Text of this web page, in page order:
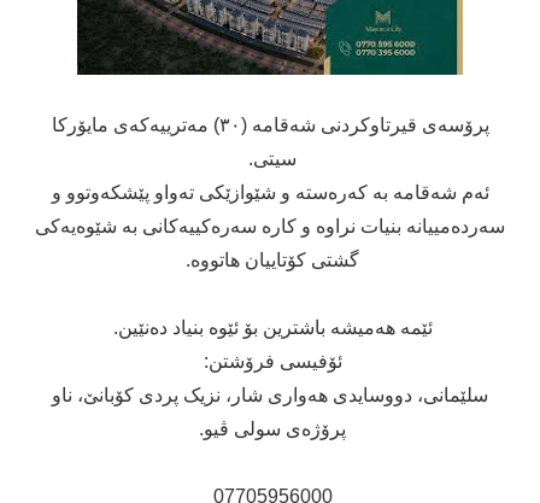
پرۆسەی قیرتاوکردنی شەقامە (٣٠) مەترییەکەی مایۆرکا
سیتی.
ئەم شەقامە بە کەرەستە و شێوازێکی تەواو پێشکەوتوو و
سەردەمییانە بنیات نراوە و کارە سەرەکییەکانی بە شێوەیەکی
گشتی کۆتاییان هاتووە.
ئێمە هەمیشە باشترین بۆ ئێوە بنیاد دەنێین.
ئۆفیسی فرۆشتن:
سلێمانی، دووسایدی هەواری شار، نزیک پردی کۆبانێ، ناو
پرۆژەی سولی ڤیو.
07705956000